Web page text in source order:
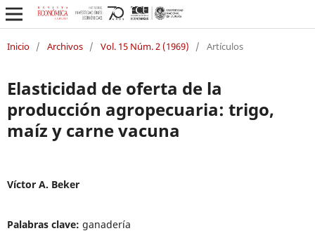
Inicio / Archivos / Vol. 15 Núm. 2 (1969) / Artículos
Elasticidad de oferta de la
producción agropecuaria: trigo,
maíz y carne vacuna
Víctor A. Beker
Palabras clave: ganadería